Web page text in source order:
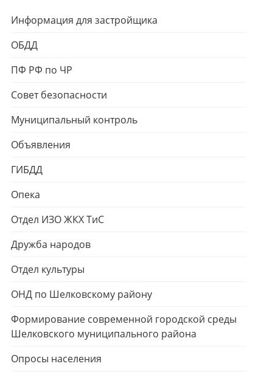
Информация для застройщика
ОБДД
ПФ РФ по ЧР
Совет безопасности
Муниципальный контроль
Объявления
ГИБДД
Опека
Отдел ИЗО ЖКХ ТиС
Дружба народов
Отдел культуры
ОНД по Шелковскому району
Формирование современной городской среды
Шелковского муниципального района
Опросы населения